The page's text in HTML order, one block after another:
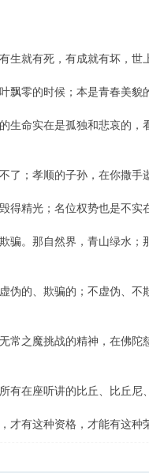
就有死，有成就有坏，世
零的时候；本是青春美貌
命实在是孤独和悲哀的，
；孝顺的子孙，在你撒手
精光；名位权势也是不实
。那自然界，青山绿水；
的、欺骗的；不虚伪、不
之魔挑战的精神，在佛陀
在座听讲的比丘、比丘尼
有这种资格，才能有这种